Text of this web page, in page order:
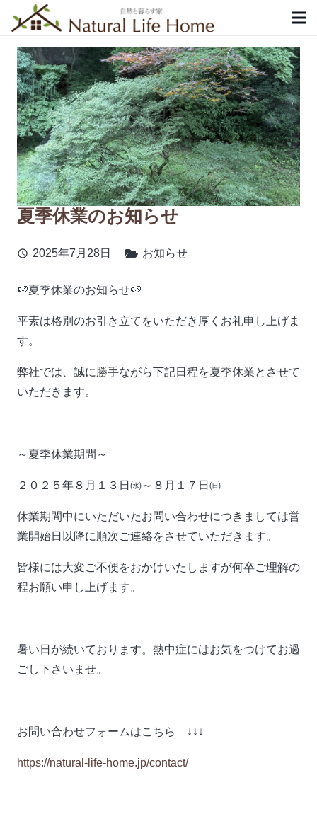
夏季休業のお知らせ
schedule 2025年7月28日 お知らせ
🍉夏季休業のお知らせ🍉
平素は格別のお引き立てをいただき厚くお礼申し上げま
す。
弊社では、誠に勝手ながら下記日程を夏季休業とさせて
いただきます。
～夏季休業期間～
２０２５年８月１３日㈬～８月１７日㈰
休業期間中にいただいたお問い合わせにつきましては営
業開始日以降に順次ご連絡をさせていただきます。
皆様には大変ご不便をおかけいたしますが何卒ご理解の
程お願い申し上げます。
暑い日が続いております。熱中症にはお気をつけてお過
ごし下さいませ。
お問い合わせフォームはこちら ↓↓↓
https://natural-life-home.jp/contact/